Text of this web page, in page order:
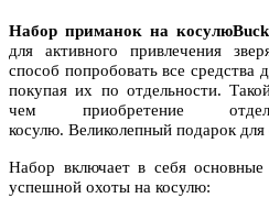
Набор приманок на косулю
для активного привлечения
способ попробовать все средства
покупая их по отдельности.
чем приобретение
косулю. Великолепный подарок для
Набор включает в себя
успешной охоты на косулю: